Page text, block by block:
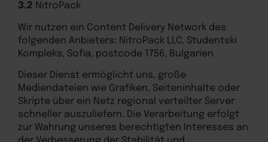
3.2 NitroPack
Wir nutzen ein Content Delivery Network des
folgenden Anbieters: NitroPack LLC, Studentski
Kompleks, Sofia, postcode 1756, Bulgarien
Dieser Dienst ermöglicht uns, große
Mediendateien wie Grafiken, Seiteninhalte oder
Skripte über ein Netz regional verteilter Server
schneller auszuliefern. Die Verarbeitung erfolgt
zur Wahrung unseres berechtigten Interesses an